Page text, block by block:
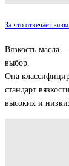
За что отвечает
Вязкость масла
выбор.
Она
стандарт
высоких и